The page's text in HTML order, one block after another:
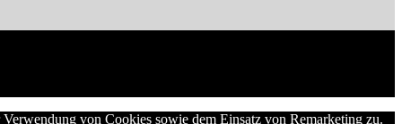
von Cookies sowie dem Einsatz von Remarketing zu.